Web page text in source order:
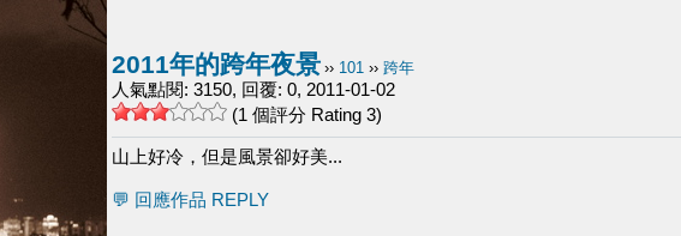
2011年的跨年夜景 ›› 101 ›› 跨年
人氣點閱: 3150, 回覆: 0, 2011-01-02
(1 個評分 Rating 3)
山上好冷，但是風景卻好美...
💬 回應作品 REPLY